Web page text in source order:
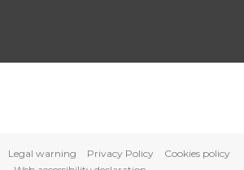
Legal warning Privacy Policy
Cookies policy